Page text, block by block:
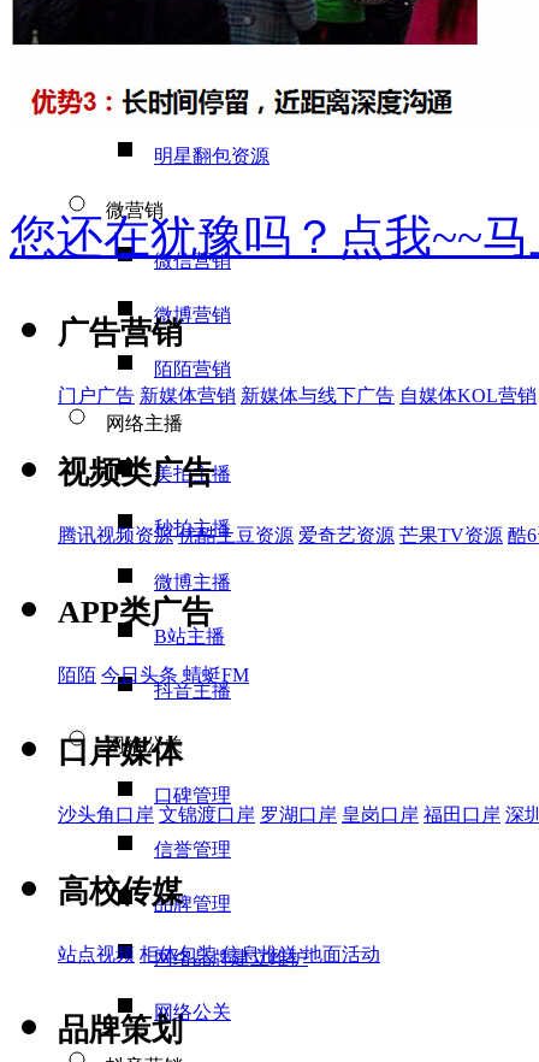
百科推广
明星翻包
明星翻包资源
微营销
微信营销
微博营销
陌陌营销
网络主播
美拍主播
秒拍主播
微博主播
B站主播
抖音主播
网络公关
口碑管理
信誉管理
品牌管理
网络品牌建立维护
网络公关
您还在犹豫吗？点我~~
广告营销
门户广告 新媒体营销 新媒体与线下广告 自媒体KOL营销
视频类广告
腾讯视频资源 优酷土豆资源 爱奇艺资源 芒果TV资源 酷
APP类广告
陌陌 今日头条 蜻蜓FM
口岸媒体
沙头角口岸 文锦渡口岸 罗湖口岸 皇岗口岸 福田口岸 深
高校传媒
站点视频 柜体包装 信息推送 地面活动
品牌策划